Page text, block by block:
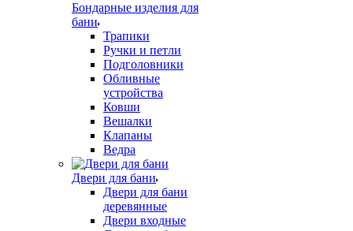
Бондарные изделия для
бани
Трапики
Ручки и петли
Подголовники
Обливные
устройства
Ковши
Вешалки
Клапаны
Ведра
Двери для бани
Двери для бани
деревянные
Двери входные